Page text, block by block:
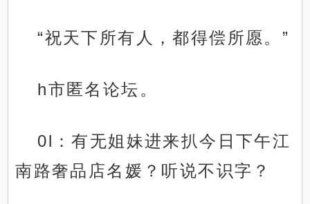
“祝天下所有人，都得偿所愿。”
h市匿名论坛。
0l：有无姐妹进来扒今日下午江
南路奢品店名媛？听说不识字？